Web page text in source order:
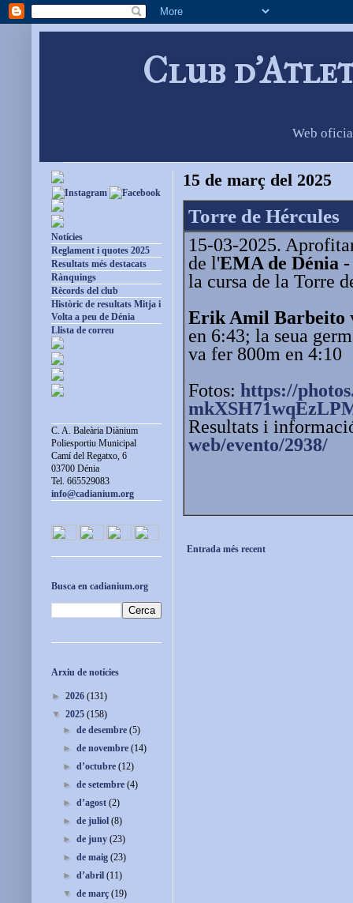
Club
Web
15 de març del 2025
Torre de Hércules
15-03-2025.
de l'EMA de Dénia
la cursa de la Torre
Erik Amil Barbeito
en 6:43; la seua
va fer 800m en 4:10
Fotos: https://
Resultats i
web/evento/2938/
Entrada més recent
Notícies
Reglament i quotes 2025
Resultats més destacats
Rànquings
Rècords del club
Històric de resultats Mitja i
Volta a peu de Dénia
Llista de correu
C. A. Baleària Diànium
Poliesportiu Municipal
Camí del Regatxo, 6
03700 Dénia
Tel. 665529083
info@cadianium.org
Busca en cadianium.org
Arxiu de notícies
► 2026 (131)
▼ 2025 (158)
►de desembre(5)
►de novembre(14)
►d’octubre(12)
►de setembre(4)
►d’agost(2)
►de juliol(8)
►de juny(23)
►de maig(23)
►d’abril(11)
▼de març(19)